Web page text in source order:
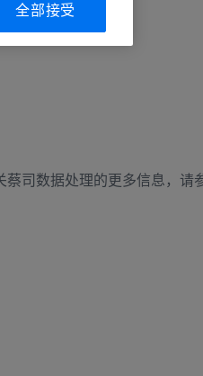
司数据处理的更多信息，请
全部接受